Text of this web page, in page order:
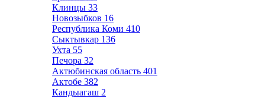
Клинцы 33
Новозыбков 16
Республика Коми 410
Сыктывкар 136
Ухта 55
Печора 32
Актюбинская область 401
Актобе 382
Кандыагаш 2